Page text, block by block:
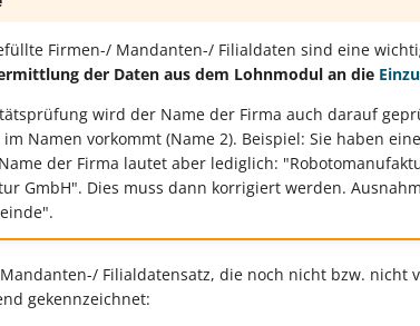
Firmen-/ Mandanten-/ Filialdaten sind eine
der Daten aus dem Lohnmodul an die
wird der Name der Firma auch darauf
Namen vorkommt (Name 2). Beispiel: Sie haben
der Firma lautet aber lediglich:
GmbH". Dies muss dann korrigiert werden.
Filialdatensatz, die noch nicht bzw. nicht
gekennzeichnet: